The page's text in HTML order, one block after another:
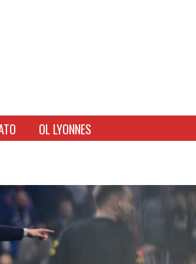
OL LYONNES